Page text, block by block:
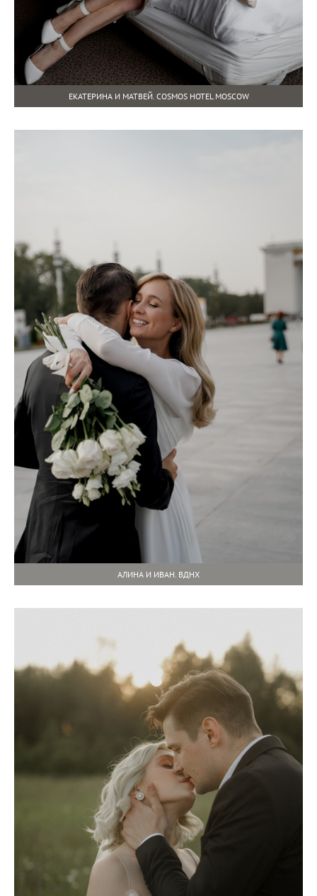
ЕКАТЕРИНА И МАТВЕЙ. COSMOS HOTEL MOSCOW
АЛИНА И ИВАН. ВДНХ